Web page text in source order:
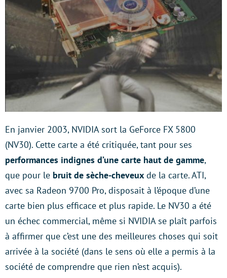
En janvier 2003, NVIDIA sort la GeForce FX 5800
(NV30). Cette carte a été critiquée, tant pour ses
performances indignes d’une carte haut de gamme,
que pour le bruit de sèche-cheveux de la carte. ATI,
avec sa Radeon 9700 Pro, disposait à l’époque d’une
carte bien plus efficace et plus rapide. Le NV30 a été
un échec commercial, même si NVIDIA se plaît parfois
à affirmer que c’est une des meilleures choses qui soit
arrivée à la société (dans le sens où elle a permis à la
société de comprendre que rien n’est acquis).